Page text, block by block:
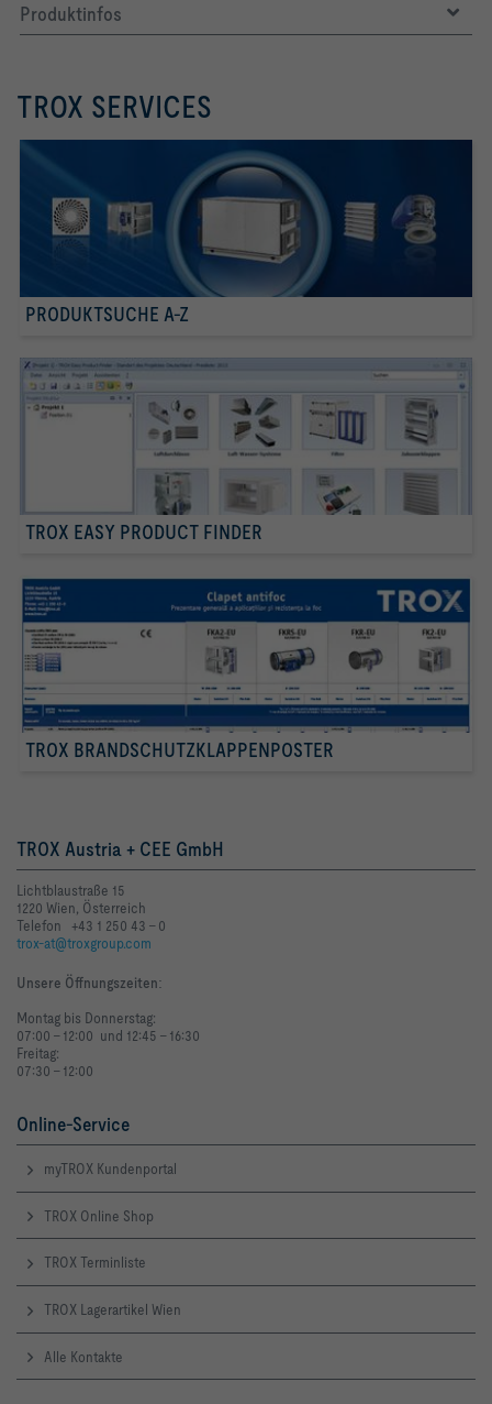
Produktinfos
TROX SERVICES
PRODUKTSUCHE A-Z
TROX EASY PRODUCT FINDER
TROX BRANDSCHUTZKLAPPENPOSTER
TROX Austria + CEE GmbH
Lichtblaustraße 15
1220 Wien, Österreich
Telefon +43 1 250 43 - 0
trox-at@troxgroup.com
Unsere Öffnungszeiten:
Montag bis Donnerstag:
07:00 - 12:00 und 12:45 - 16:30
Freitag:
07:30 - 12:00
Online-Service
myTROX Kundenportal
TROX Online Shop
TROX Terminliste
TROX Lagerartikel Wien
Alle Kontakte